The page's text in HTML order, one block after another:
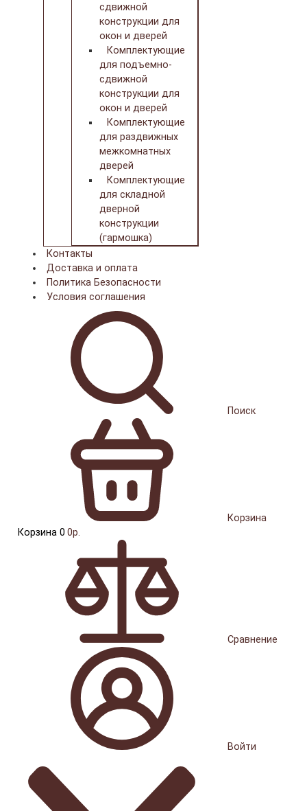
сдвижной
конструкции для
окон и дверей
Комплектующие
для подъемно-
сдвижной
конструкции для
окон и дверей
Комплектующие
для раздвижных
межкомнатных
дверей
Комплектующие
для складной
дверной
конструкции
(гармошка)
Контакты
Доставка и оплата
Политика Безопасности
Условия соглашения
Поиск
Корзина
Корзина 0 0р.
Сравнение
Войти